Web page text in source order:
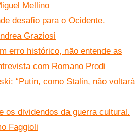
Mellino
desafio para o Ocidente.
Graziosi
erro histórico, não entende as
com Romano Prodi
“Putin, como Stalin, não voltará
os dividendos da guerra cultural.
Faggioli